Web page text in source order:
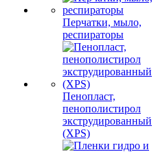
Перчатки, мыло,
респираторы
Пенопласт,
пенополистирол
экструдированный
(XPS)